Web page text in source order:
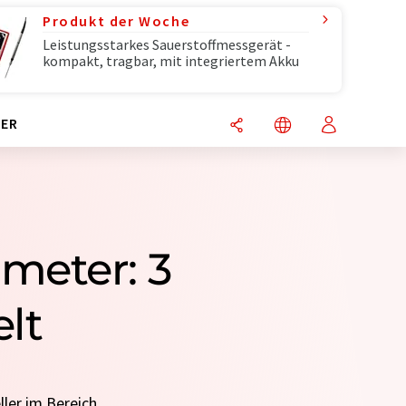
Produkt der Woche
Leistungsstarkes Sauerstoffmessgerät -
kompakt, tragbar, mit integriertem Akku
3